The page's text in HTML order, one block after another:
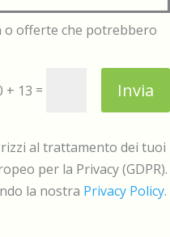
o offerte che potrebbero
+ 13 = Invia
al trattamento dei tuoi
per la Privacy (GDPR).
la nostra Privacy Policy.